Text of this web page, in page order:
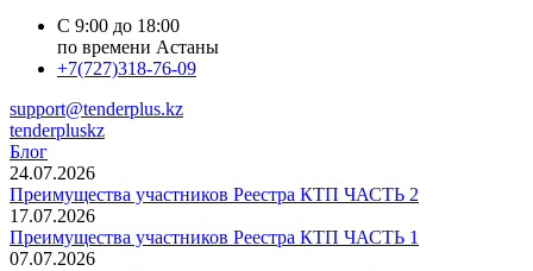
С 9:00 до 18:00
по времени Астаны
+7(727)318-76-09
support@tenderplus.kz
tenderpluskz
Блог
24.07.2026
Преимущества участников Реестра КТП ЧАСТЬ 2
17.07.2026
Преимущества участников Реестра КТП ЧАСТЬ 1
07.07.2026